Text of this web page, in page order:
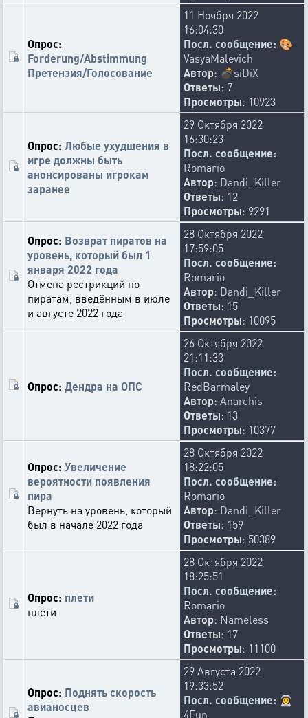
Опрос:
Forderung/Abstimmung
Претензия/Голосование
11 Ноября 2022
16:04:30
Посл. сообщение: 🎨
VasyaMalevich
Автор: 💣siDiX
Ответы: 7
Просмотры: 10923
Опрос: Любые ухудшения в
игре должны быть
анонсированы игрокам
заранее
29 Октября 2022
16:30:23
Посл. сообщение:
Romario
Автор: Dandi_Killer
Ответы: 12
Просмотры: 9291
Опрос: Возврат пиратов на
уровень, который был 1
января 2022 года
Отмена рестрикций по
пиратам, введённым в июле
и августе 2022 года
28 Октября 2022
17:59:05
Посл. сообщение:
Romario
Автор: Dandi_Killer
Ответы: 15
Просмотры: 10095
Опрос: Дендра на ОПС
26 Октября 2022
21:11:33
Посл. сообщение:
RedBarmaley
Автор: Anarchis
Ответы: 13
Просмотры: 10377
Опрос: Увеличение
вероятности появления
пира
Вернуть на уровень, который
был в начале 2022 года
28 Октября 2022
18:22:05
Посл. сообщение:
Romario
Автор: Dandi_Killer
Ответы: 159
Просмотры: 50389
Опрос: плети
плети
28 Октября 2022
18:25:51
Посл. сообщение:
Romario
Автор: Nameless
Ответы: 17
Просмотры: 11100
Опрос: Поднять скорость
авианосцев
29 Августа 2022
19:33:52
Посл. сообщение: 👨‍🚀
4Fun